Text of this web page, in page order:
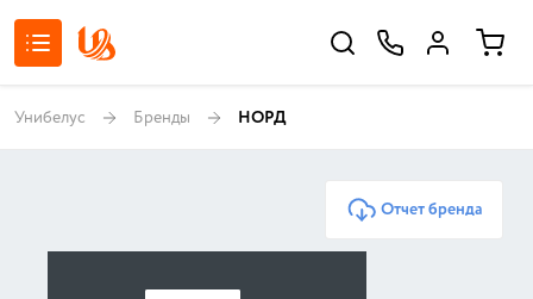
Унибелус Бренды НОРД
Отчет бренда